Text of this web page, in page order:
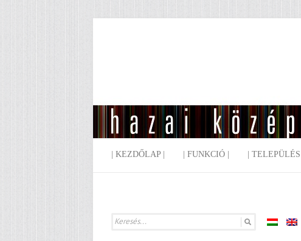
| KEZDŐLAP | | FUNKCIÓ | | TELEPÜLÉS |